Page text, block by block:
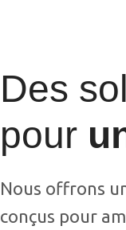
Des
pour
Nous offrons
conçus pour